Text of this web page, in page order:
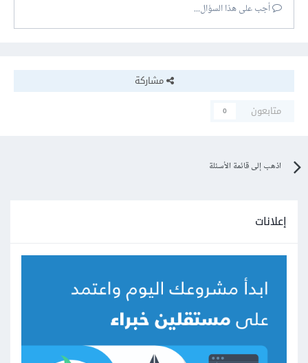
أجب على هذا السؤال...
مشاركة
متابعون
0
اذهب إلى قائمة الأسئلة
إعلانات